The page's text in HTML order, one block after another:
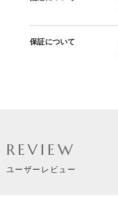
保証について
REVIEW
ユーザーレビュー